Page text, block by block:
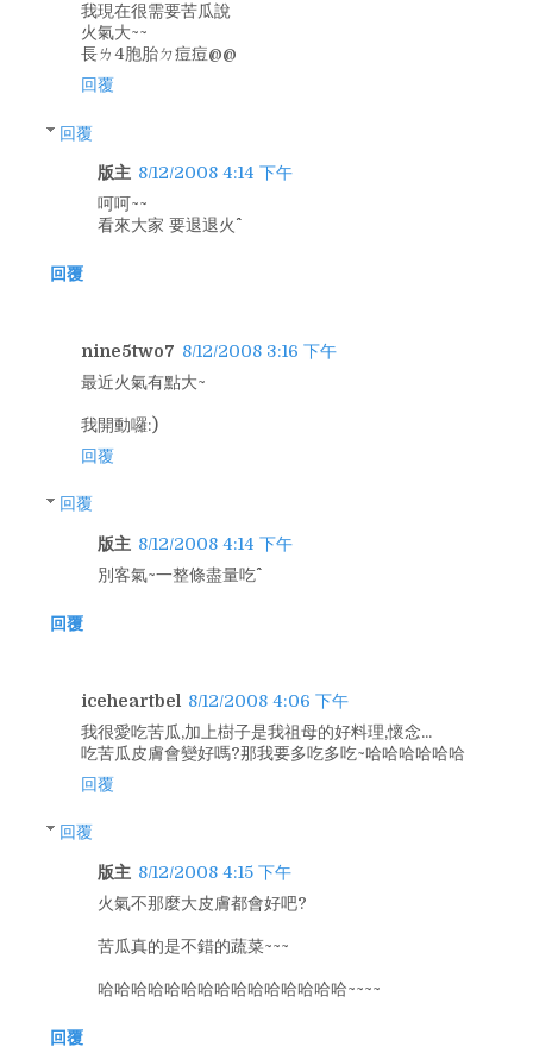
我現在很需要苦瓜說
火氣大~~
長ㄌ4胞胎ㄉ痘痘@@
回覆
回覆
版主 8/12/2008 4:14 下午
呵呵~~
看來大家 要退退火^^
回覆
nine5two7 8/12/2008 3:16 下午
最近火氣有點大~
我開動囉:)
回覆
回覆
版主 8/12/2008 4:14 下午
別客氣~一整條盡量吃^^
回覆
iceheartbel 8/12/2008 4:06 下午
我很愛吃苦瓜,加上樹子是我祖母的好料理,懷念...
吃苦瓜皮膚會變好嗎?那我要多吃多吃~哈哈哈哈哈哈
回覆
回覆
版主 8/12/2008 4:15 下午
火氣不那麼大皮膚都會好吧?
苦瓜真的是不錯的蔬菜~~~
哈哈哈哈哈哈哈哈哈哈哈哈哈哈哈~~~~
回覆